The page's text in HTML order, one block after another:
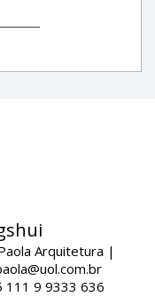
Arquitetura |
111 9 9333 636